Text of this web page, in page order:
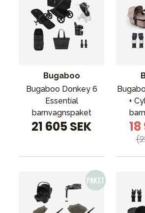
Bugaboo
Bugaboo Donkey 6
Essential
barnvagnspaket
21 605 SEK
+
18